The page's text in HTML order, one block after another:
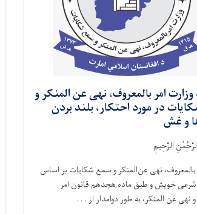
وزارت امر بالمعروف، نهی عن المنکر و
در مورد احتکار، بلند بردن
و غش
الرَّحِيمِ
بالمعروف، نهی عن‌المنکر و سمع شکایات بر اساس
خویش و طبق ماده هجدهم قانون امر
نهی عن المنکر، به طور دوامدار از . . .